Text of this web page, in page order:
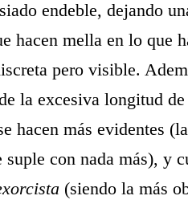
endeble, dejando
hacen mella en lo que
pero visible.
la excesiva longitud
hacen más evidentes
suple con nada más), y
(siendo la más